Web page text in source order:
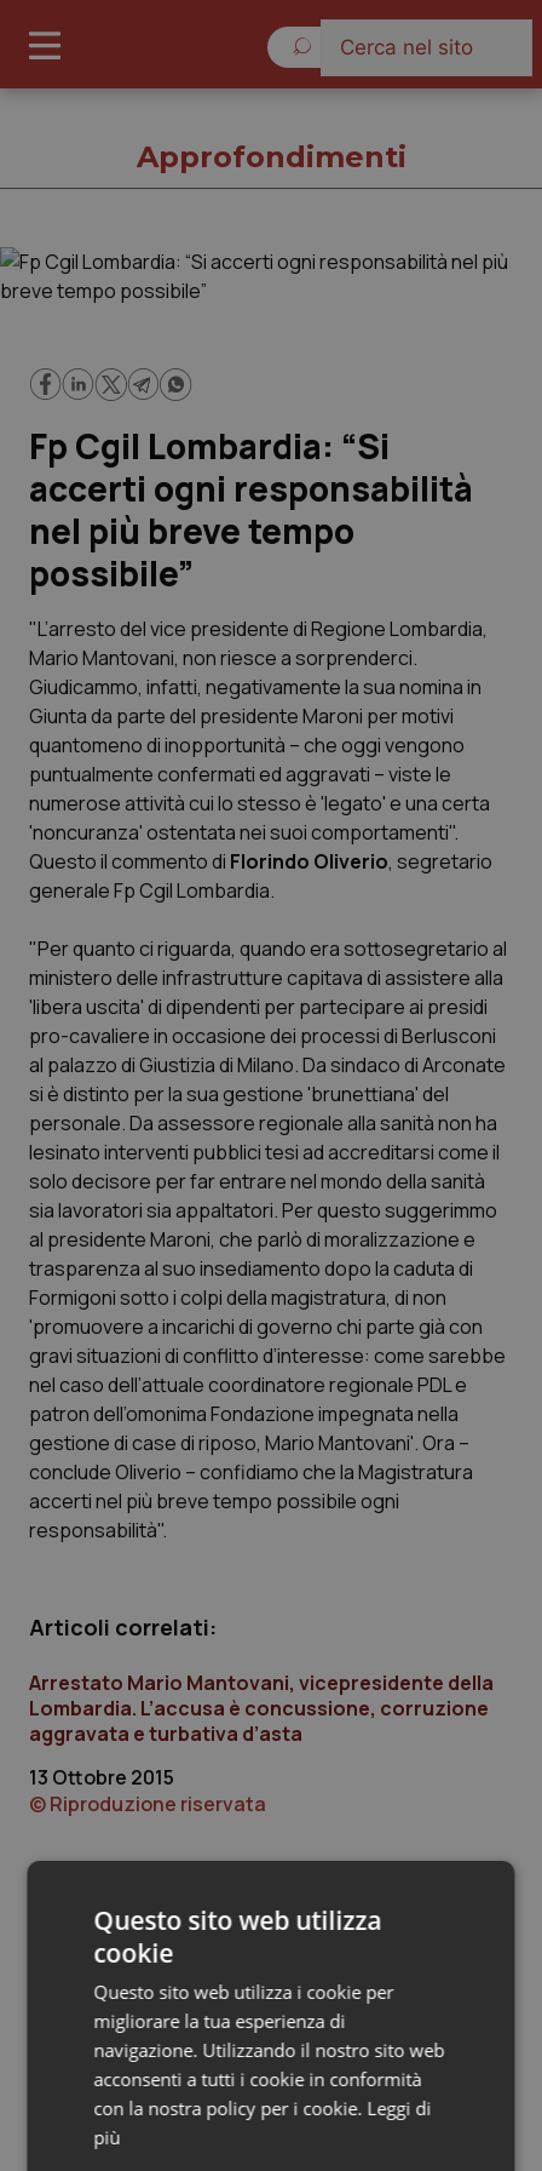
Governo e Parlamento
Regioni e Asl
Lavoro e Professioni
Scienza e Farmaci
Studi e Analisi
Lettere al direttore
Edizioni Regionali
QS Pro
Abruzzo
Basilicata
Calabria
Campania
Emilia-Romagna
Friuli Venezia Giulia
Lazio
Liguria
Lombardia
Marche
Piemonte
Provincia Autonoma di Bolzano
Provincia Autonoma di Trento
Puglia
Sardegna
Sicilia
Toscana
Umbria
QS Pro Gold
Artrite & artrosi
Asma & BPCO
Car-T
Colesterolo & coronaropatie
Dermatite Atopica
Diabete & glucometri
Disturbi dell’umore
Dolore
Donna & Salute
HIV
Infezioni & Febbre
Ipertensione & Scompenso
Malattie rare
Malattia di Crohn & Rettocolite Ulcerosa
Neuroscienze & patologie neurodegenerative
Obesità
Oftalmologia
QS Club Newsletter
Approfondimenti
Fp Cgil Lombardia: “Si
accerti ogni responsabilità
nel più breve tempo
possibile”
"L’arresto del vice presidente di Regione Lombardia,
Mario Mantovani, non riesce a sorprenderci.
Giudicammo, infatti, negativamente la sua nomina in
Giunta da parte del presidente Maroni per motivi
quantomeno di inopportunità – che oggi vengono
puntualmente confermati ed aggravati – viste le
numerose attività cui lo stesso è 'legato' e una certa
'noncuranza' ostentata nei suoi comportamenti".
Questo il commento di Florindo Oliverio, segretario
generale Fp Cgil Lombardia.
"Per quanto ci riguarda, quando era sottosegretario al
ministero delle infrastrutture capitava di assistere alla
'libera uscita' di dipendenti per partecipare ai presidi
pro-cavaliere in occasione dei processi di Berlusconi
al palazzo di Giustizia di Milano. Da sindaco di Arconate
si è distinto per la sua gestione 'brunettiana' del
personale. Da assessore regionale alla sanità non ha
lesinato interventi pubblici tesi ad accreditarsi come il
solo decisore per far entrare nel mondo della sanità
sia lavoratori sia appaltatori. Per questo suggerimmo
al presidente Maroni, che parlò di moralizzazione e
trasparenza al suo insediamento dopo la caduta di
Formigoni sotto i colpi della magistratura, di non
'promuovere a incarichi di governo chi parte già con
gravi situazioni di conflitto d’interesse: come sarebbe
nel caso dell’attuale coordinatore regionale PDL e
patron dell’omonima Fondazione impegnata nella
gestione di case di riposo, Mario Mantovani'. Ora –
conclude Oliverio – confidiamo che la Magistratura
accerti nel più breve tempo possibile ogni
responsabilità".
Articoli correlati:
Arrestato Mario Mantovani, vicepresidente della
Lombardia. L’accusa è concussione, corruzione
aggravata e turbativa d’asta
13 Ottobre 2015
© Riproduzione riservata
Ultime analisi e review da QS Pro
Gold
Cloud sanitario: infrastrutture,
compliance, GDPR e Risk management
Gestione dell'Ipertensione resistente:
Questo sito web utilizza
cookie
Questo sito web utilizza i cookie per
migliorare la tua esperienza di
navigazione. Utilizzando il nostro sito web
acconsenti a tutti i cookie in conformità
con la nostra policy per i cookie. Leggi di
più